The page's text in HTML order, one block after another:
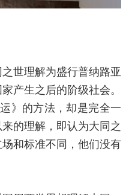
世理解为盛行普纳路亚
产生之后的阶级社会。
》的方法，却是完全一
的理解，即认为大同之
和标准不同，他们没有